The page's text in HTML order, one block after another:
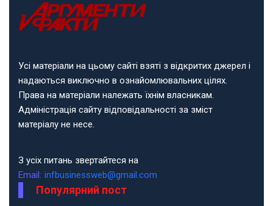
Усі матеріали на цьому сайті взяті з відкритих джерел і
надаються виключно в ознайомлювальних цілях.
Права на матеріали належать їхнім власникам.
Адміністрація сайту відповідальності за зміст
матеріалу не несе.
З усіх питань звертайтеся на
Email: infbusinessweb@gmail.com
Популярний пост